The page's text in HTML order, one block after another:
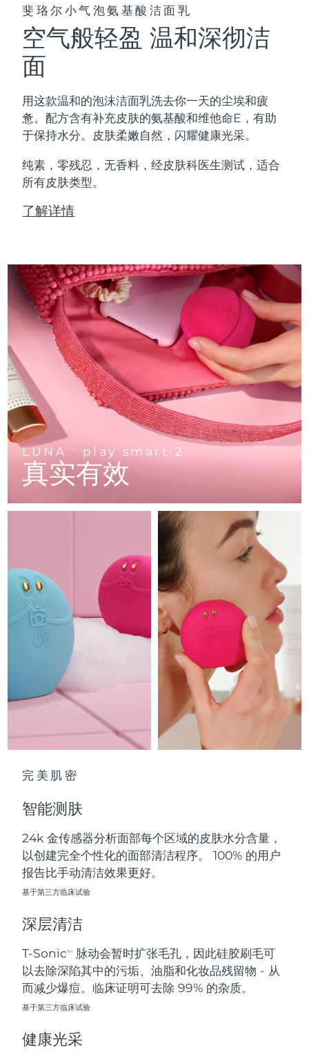
斐珞尔小气泡氨基酸洁面乳
空气般轻盈 温和深彻洁
面
用这款温和的泡沫洁面乳洗去你一天的尘埃和疲
惫。配方含有补充皮肤的氨基酸和维他命E，有助
于保持水分。皮肤柔嫩自然，闪耀健康光采。
纯素，零残忍，无香料，经皮肤科医生测试，适合
所有皮肤类型。
了解详情
LUNATM play smart 2
真实有效
完美肌密
智能测肤
24k 金传感器分析面部每个区域的皮肤水分含量，
以创建完全个性化的面部清洁程序。 100% 的用户
报告比手动清洁效果更好。
基于第三方临床试验
深层清洁
T-SonicTM
脉动会暂时扩张毛孔，因此硅胶刷毛可
以去除深陷其中的污垢、油脂和化妆品残留物 - 从
而减少爆痘。临床证明可去除 99% 的杂质。
基于第三方临床试验
健康光采
LUNA™ 设备
All facial cleansing devices
UFO™ 设备
ISSA™ 设备
FAQ™ P1 Primer
Manuka honey primer
FAQ™护肤品
All FAQ™ skincare
FAQ™产品
All anti-aging treatments
FAQ™ 221
Anti-aging LED hand mask
FAQ™护肤品
All FAQ™ skincare
FAQ™产品
All LED treatments
FAQ™护肤品
FAQ™产品
All hair treatments
FAQ™ Red Light Serum
FAQ™ skincare
All FAQ™ skincare
FAQ™ products
专业治疗
PEACH™ 2 Pro Max
Professional IPL hair removal device
PEACH™ 2
Travel-friendly IPL hair removal
PEACH™ Cooling Prep Gel
Cooling IPL hair removal gel
BEAR™ 2 body
Microcurrent body toning
LUNA™ 4 body
Firming body serum
痘肌护理
ESPADA™ 2
Acne treatment device
ESPADA™ Blemish Solution
Concentrated acne gel
ESPADA™ 设备
All acne treatment devices
眼部护理
IRIS™ 2
Rejuvenating eye massager
眼部护肤
Advanced eye care treatment
眼部护理设备
All revitalizing eye massagers
KIWI™ derma
Diamond microdermabrasion .
KIWI™
Blackhead remover
KIWI™ 皮肤护理
Advanced pore care essentials
LUNA™ 4 hair
2-in-1 LED scalp massager
FLIP™ play advanced
LED light hairbrush
LUNA™ Dual-Peptide Scalp
For healthy hair
牙齿美白
NEW
issa™ Teeth Whitening Set
Dual LED + sonic device & 18% PAP gel
issa™ Teeth Whitening Gel
18% PAP
更多的
护肤品 男士
FOREO APP
关于我们
爱沙尼亚
芬兰 预计送达日期 8/10/26
法属波利尼西亚 预计送达日期 8/14/26
直布罗陀
希腊
匈牙利 预计送达日期8/10/26
冰岛 预计送达日期8/11/26
印度尼西亚 预计送达日期8/8/26
爱尔兰 预计送达日期8/10/26
马恩岛
以色列 预计送达日期8/14/26
意大利
日本 预计送达日期8/13/26
预计送达日期 8/15/26
哈萨克斯坦 8/12/26
科威特 预计送达日期 8/10/26
拉脱维亚 预计送达日期 8/10/26
预计送达日期 8/11/26
立陶宛 预计送达日期 8/10/26
卢森堡 预计送达日期 8/10/26
马耳他
墨西哥 预计送达日期 8/14/26
摩纳哥
荷兰
新西兰 预计送达日期8/10/26
挪威 预计送达日期